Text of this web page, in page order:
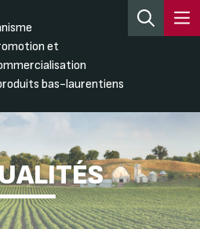
et
bas-laurentiens